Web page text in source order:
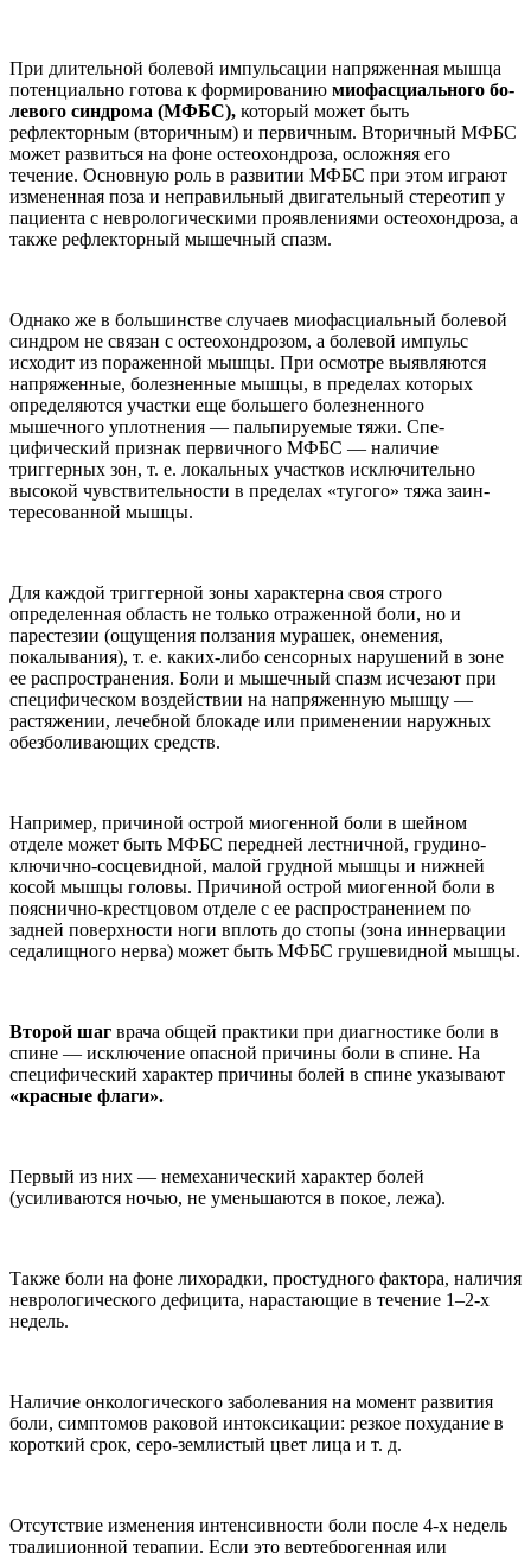
При длительной болевой им­пульсации напряженная мышца
потенциально готова к формиро­ванию миофасциального бо­
левого синдрома (МФБС), кото­рый может быть
рефлекторным (вторичным) и первичным. Вто­ричный МФБС
может развиться на фоне остеохондроза, осложняя его
течение. Основную роль в разви­тии МФБС при этом играют
изме­ненная поза и неправильный дви­гательный стереотип у
пациента с неврологическими проявлениями остеохондроза, а
также рефлектор­ный мышечный спазм.
Однако же в большинстве случа­ев миофасциальный болевой
син­дром не связан с остеохондрозом, а болевой импульс
исходит из пора­женной мышцы. При осмотре вы­являются
напряженные, болезнен­ные мышцы, в пределах которых
определяются участки еще больше­го болезненного
мышечного уплот­нения — пальпируемые тяжи. Спе­
цифический признак первичного МФБС — наличие
триггерных зон, т. е. локальных участков исклю­чительно
высокой чувствительно­сти в пределах «тугого» тяжа заин­
тересованной мышцы.
Для каждой триггерной зоны ха­рактерна своя строго
определенная область не только отраженной боли, но и
парестезии (ощущения полза­ния мурашек, онемения,
покалыва­ния), т. е. каких-либо сенсорных на­рушений в зоне
ее распространения. Боли и мышечный спазм исчезают при
специфическом воздействии на напряженную мышцу —
растяжении, лечебной блокаде или применении наружных
обезболивающих средств.
Например, причиной острой мио­генной боли в шейном
отделе может быть МФБС передней лестничной, грудино-
ключично-сосцевидной, малой грудной мышцы и нижней
косой мышцы головы. Причиной острой миогенной боли в
пояснич­но-крестцовом отделе с ее распро­странением по
задней поверхности ноги вплоть до стопы (зона иннерва­ции
седалищного нерва) может быть МФБС грушевидной мышцы.
Второй шаг врача общей практики при диагностике боли в
спине — исключе­ние опасной причины боли в спине. На
специфический характер причины болей в спине указывают
«красные флаги».
Первый из них — не­механический характер бо­лей
(усиливаются ночью, не уменьшаются в покое, лежа).
Также боли на фоне ли­хорадки, простудного факто­ра, наличия
неврологическо­го дефицита, нарастающие в течение 1–2-х
недель.
Наличие онкологиче­ского заболевания на мо­мент развития
боли, симпто­мов раковой интоксикации: резкое похудание в
корот­кий срок, серо-землистый цвет лица и т. д.
Отсутствие изменения ин­тенсивности боли после 4-х недель
традиционной тера­пии. Если это вертеброген­ная или